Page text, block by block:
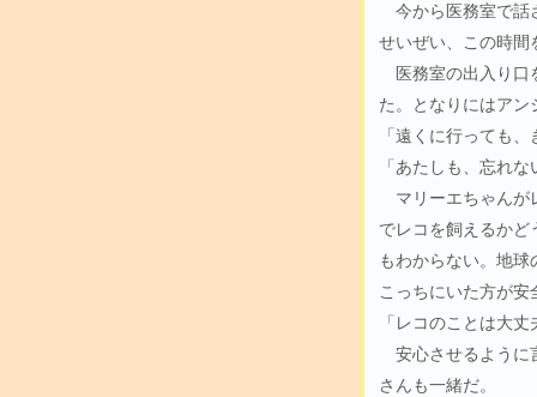
今から医務室で話
せいぜい、この時間
医務室の出入り口
た。となりにはア
「遠くに行っても
「あたしも、忘れ
マリーエちゃんが
でレコを飼えるか
もわからない。地
こっちにいた方が
「レコのことは大
安心させるように
さんも一緒だ。